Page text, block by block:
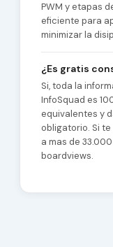
PWM y etapas
eficiente para
minimizar la
¿Es gratis
Si, toda la
InfoSquad es
equivalentes y
obligatorio. Si
a mas de
boardviews.